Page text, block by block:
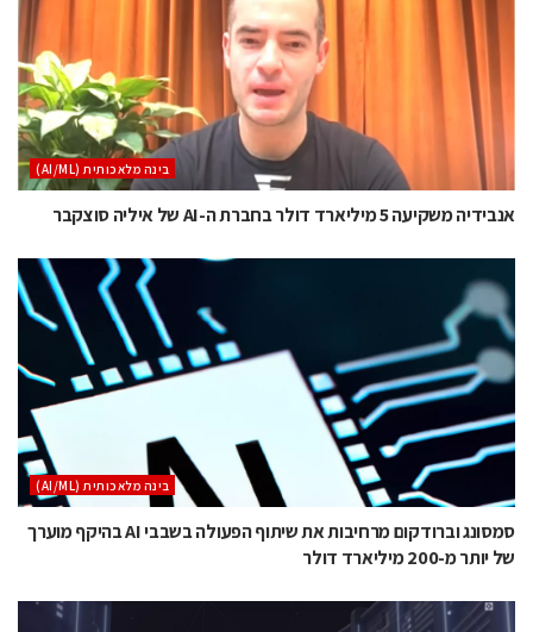
בינה מלאכותית (AI/ML)
אנבידיה משקיעה 5 מיליארד דולר בחברת ה-AI של איליה סוצקבר
בינה מלאכותית (AI/ML)
סמסונג וברודקום מרחיבות את שיתוף הפעולה בשבבי AI בהיקף מוערך
של יותר מ-200 מיליארד דולר